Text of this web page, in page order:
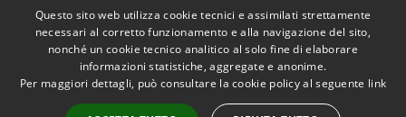
RSS
Accessibilità
Cookie
Mappa del sito
Copyright © 2024 •
Comune diGrottaminarda
• Powered byMunicipium
•Redazione
Questo sito web utilizza cookie tecnici e assimilati strettamente
necessari al corretto funzionamento e alla navigazione del sito,
nonché un cookie tecnico analitico al solo fine di elaborare
informazioni statistiche, aggregate e anonime.
Per maggiori dettagli, può consultare la cookie policy al seguente link